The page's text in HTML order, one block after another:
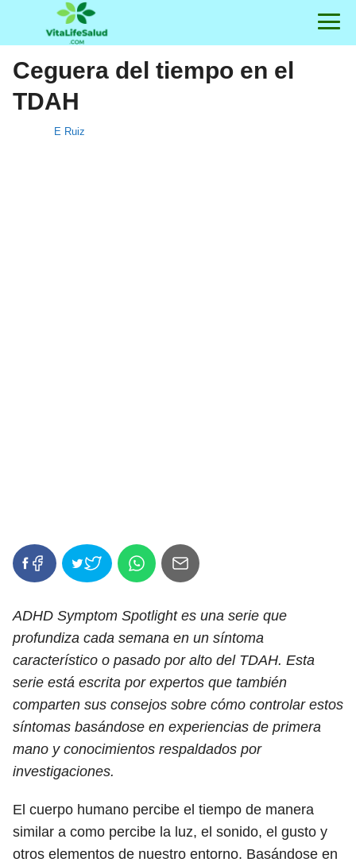
Ceguera del tiempo en el
TDAH
E Ruiz
ADHD Symptom Spotlight es una serie que
profundiza cada semana en un síntoma
característico o pasado por alto del TDAH. Esta
serie está escrita por expertos que también
comparten sus consejos sobre cómo controlar estos
síntomas basándose en experiencias de primera
mano y conocimientos respaldados por
investigaciones.
El cuerpo humano percibe el tiempo de manera
similar a como percibe la luz, el sonido, el gusto y
otros elementos de nuestro entorno. Basándose en